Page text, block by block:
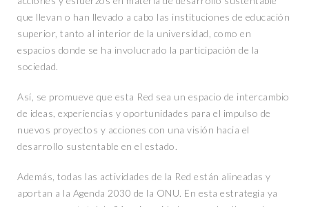
que llevan o han llevado a cabo las instituciones de educación
superior, tanto al interior de la universidad, como en
espacios donde se ha involucrado la participación de la
sociedad.
Así, se promueve que esta Red sea un espacio de intercambio
de ideas, experiencias y oportunidades para el impulso de
nuevos proyectos y acciones con una visión hacia el
desarrollo sustentable en el estado.
Además, todas las actividades de la Red están alineadas y
aportan a la Agenda 2030 de la ONU. En esta estrategia ya